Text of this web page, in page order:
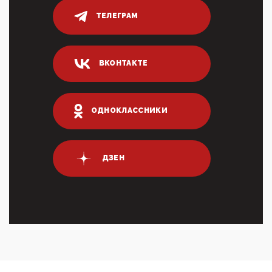
05:52, 10 Апреля 2026
Тем временем, в Германии г-н Мерц заявил, что
Он это ...
04:47, 10 Апреля 2026
ИНН для переводов по СБП это первый шаг из
логических двухЗаполнение ИНН при любых
переводах по ...
03:35, 10 Апреля 2026
крупных банках по итогам 2025 года превысило 63
млрд руб. ...
03:01, 10 Апреля 2026
ТЕЛЕГРАМ
ВКОНТАКТЕ
ОДНОКЛАССНИКИ
ДЗЕН